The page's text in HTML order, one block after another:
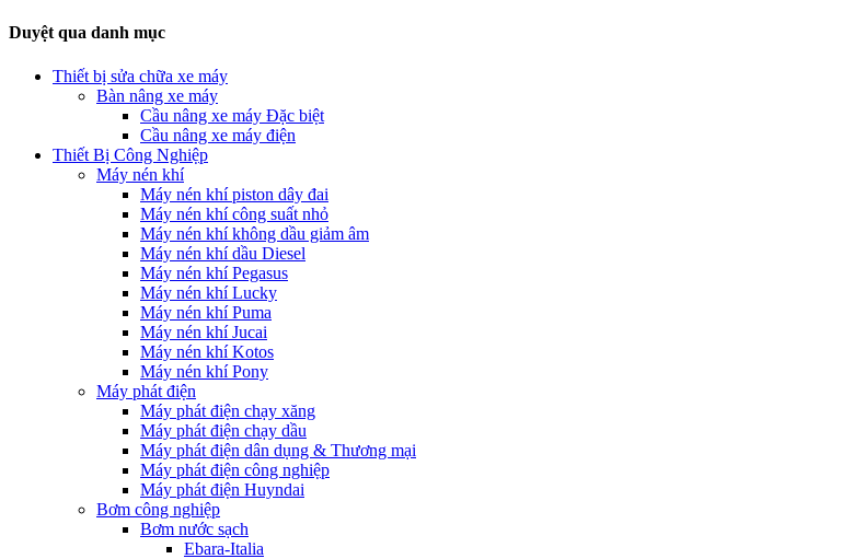
Duyệt qua danh mục
Thiết bị sửa chữa xe máy
Bàn nâng xe máy
Cầu nâng xe máy Đặc biệt
Cầu nâng xe máy điện
Thiết Bị Công Nghiệp
Máy nén khí
Máy nén khí piston dây đai
Máy nén khí công suất nhỏ
Máy nén khí không dầu giảm âm
Máy nén khí dầu Diesel
Máy nén khí Pegasus
Máy nén khí Lucky
Máy nén khí Puma
Máy nén khí Jucai
Máy nén khí Kotos
Máy nén khí Pony
Máy phát điện
Máy phát điện chạy xăng
Máy phát điện chạy dầu
Máy phát điện dân dụng & Thương mại
Máy phát điện công nghiệp
Máy phát điện Huyndai
Bơm công nghiệp
Bơm nước sạch
Ebara-Italia